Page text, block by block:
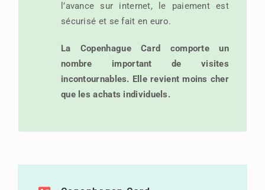
l’avance sur internet, le paiement est
sécurisé et se fait en euro.
La Copenhague Card comporte un
nombre important de visites
incontournables. Elle revient moins cher
que les achats individuels.